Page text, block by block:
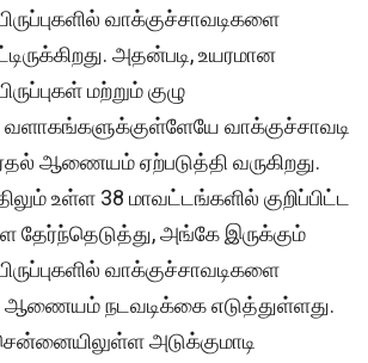
வாக்குச்சாவடிகளை
அதன்படி, உயரமான
மற்றும் குழு
வாக்குச்சாவடி
ஆணையம் ஏற்படுத்தி வருகிறது.
உள்ள 38 மாவட்டங்களில் குறிப்பிட்ட
தேர்ந்தெடுத்து, அங்கே இருக்கும்
வாக்குச்சாவடிகளை
நடவடிக்கை எடுத்துள்ளது.
அடுக்குமாடி